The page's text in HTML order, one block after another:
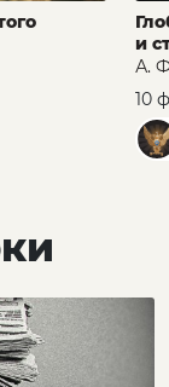
и
А.
10